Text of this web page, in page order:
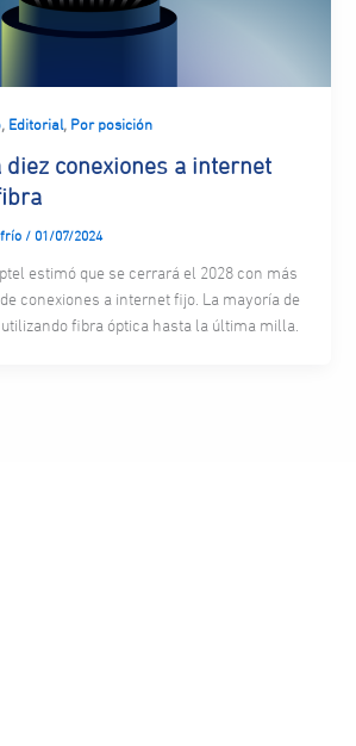
, Editorial, Por posición
diez conexiones a internet
/ 01/07/2024
estimó que se cerrará el 2028 con más
conexiones a internet fijo. La mayoría de
fibra óptica hasta la última milla.